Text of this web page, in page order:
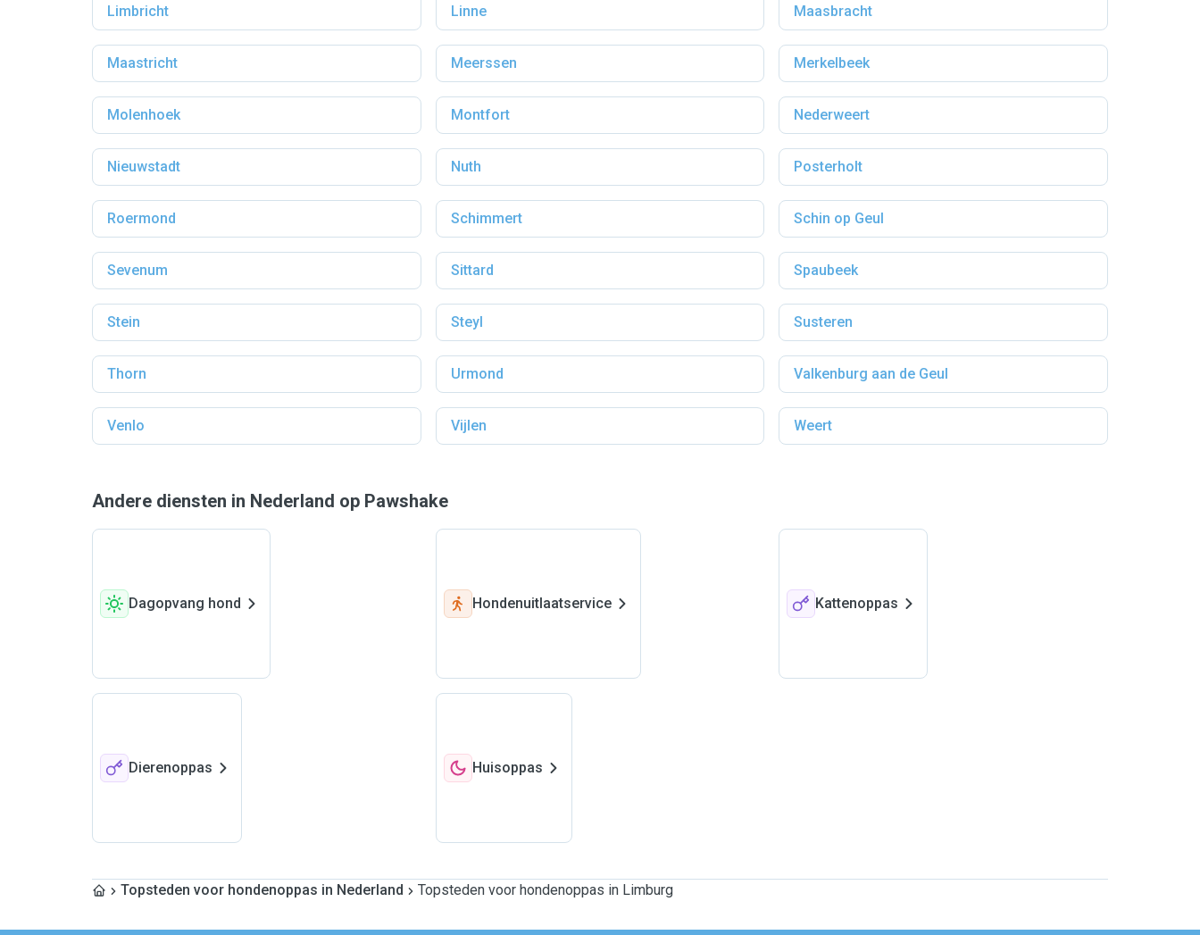
Limbricht Linne Maasbracht
Maastricht Meerssen Merkelbeek
Molenhoek Montfort Nederweert
Nieuwstadt Nuth Posterholt
Roermond Schimmert Schin op Geul
Sevenum Sittard Spaubeek
Stein Steyl Susteren
Thorn Urmond Valkenburg aan de Geul
Venlo Vijlen Weert
Andere diensten in Nederland op Pawshake
Dagopvang hond Hondenuitlaatservice Kattenoppas
Dierenoppas Huisoppas
Topsteden voor hondenoppas in Nederland Topsteden voor hondenoppas in Limburg